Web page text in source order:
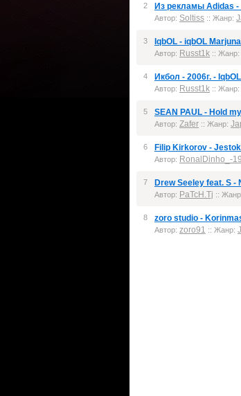
2 Из рекламы Adidas -
Автор: Soltiss :: Жанр:
3 IqbOL - iqbOL
Автор: Russt1k :: Жанр:
4 Икбол - 2006г. -
Автор: Russt1k :: Жанр:
5 SEAN PAUL - Hold
Автор: Zafer :: Жанр:
6 Filip Kirkorov -
Автор: RonalDinho_-
7 Drew Seeley feat. S -
Автор: PaTcH.Tj ::
8 zoro studio -
Автор: zoro91 :: Жанр: